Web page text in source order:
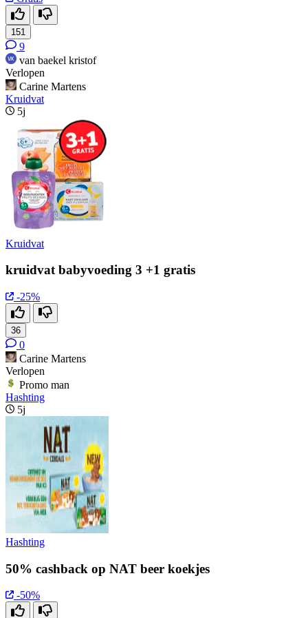
151
9
van baekel kristof
Verlopen
Carine Martens
Kruidvat
5j
Kruidvat
kruidvat babyvoeding 3 +1 gratis
-25%
36
0
Carine Martens
Verlopen
Promo man
Hashting
5j
Hashting
50% cashback op NAT beer koekjes
-50%